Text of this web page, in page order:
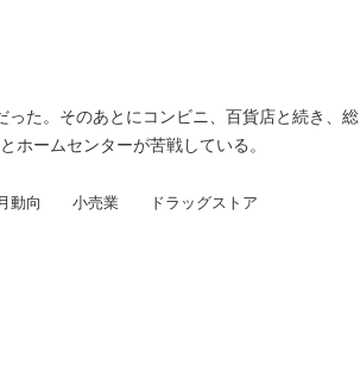
た。そのあとにコンビニ、百貨店と続き、総
ホームセンターが苦戦している。
動向 小売業 ドラッグストア